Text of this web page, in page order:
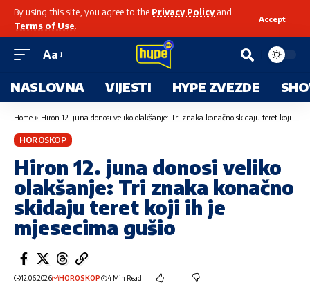
By using this site, you agree to the Privacy Policyand
Terms of Use
Accept
Aa
NASLOVNA VIJESTI HYPE ZVEZDE
Home » Hiron 12. juna donosi veliko olakšanje: Tri znaka konačno skidaju teret koji ih je mjesecima gušio
HOROSKOP
Hiron 12. juna donosi veliko
olakšanje: Tri znaka konačno
skidaju teret koji ih je
mjesecima gušio
12.06.2026 HOROSKOP 4 Min Read